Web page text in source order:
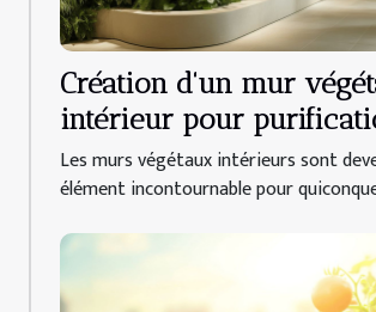
Création d'un mur
intérieur pour
l'air espèces de plantes
entretien
Les murs végétaux intérieurs sont
élément incontournable pour